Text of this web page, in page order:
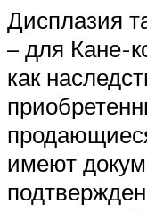
Дисплазия
– для Кане-
как
имеют